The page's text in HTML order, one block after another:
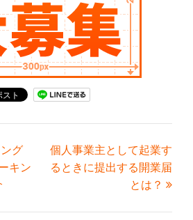
グ
キン
個人事業主として起業す
るときに提出する開業届
とは？